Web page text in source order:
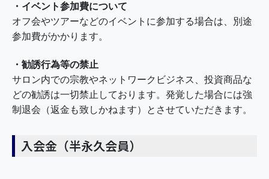
・イベント参加費について
オフ会やツアーなどのイベントに参加する場合は、別途
参加費がかかります。
・勧誘行為等の禁止
サロン内での宗教やネットワークビジネス、投資商品な
どの勧誘は一切禁止しております。発覚した場合には強
制退会（返金も致しかねます）とさせていただきます。
入会金（半永久会員）